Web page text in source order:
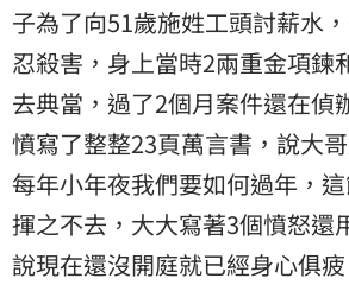
子為了向51歲施姓工頭討薪水
忍殺害，身上當時2兩重金項鍊
去典當，過了2個月案件還在偵
憤寫了整整23頁萬言書，說大
每年小年夜我們要如何過年，
揮之不去，大大寫著3個憤怒還
說現在還沒開庭就已經身心俱